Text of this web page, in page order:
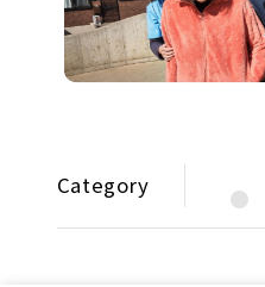
Category